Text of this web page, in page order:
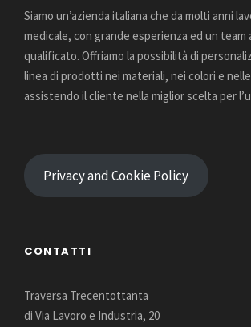
Siamo un’azienda italiana che da molti anni
medicale, con grande esperienza ed un team
qualificato. Offriamo la possibilità di
linea di prodotti nei materiali, nei colori e
assistendo il cliente nella miglior scelta per
Privacy and Cookie Policy
CONTATTI
Traversa Trecentottanta
di Via Lavoro e Industria, 20